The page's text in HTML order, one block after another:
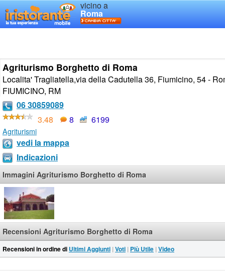
vicino a
Roma
Agriturismo Borghetto di Roma
Localita' Tragliatella,via della Cadutella 36, Fiumicino, 54 -
FIUMICINO, RM
06 30859089
3.48
8 6199
Agriturismi
vedi la mappa
Indicazioni
Immagini Agriturismo Borghetto di Roma
Recensioni Agriturismo Borghetto di Roma
Recensioni in ordine di Ultimi Aggiunti | Voti | Più Utile | Video